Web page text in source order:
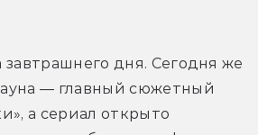
завтрашнего дня. Сегодня же
— главный сюжетный
а сериал открыто